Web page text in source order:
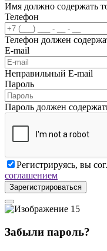
Имя должно содержать
Телефон
Телефон должен
E-mail
Неправильный E-mail
Пароль
Пароль должен
Регистрируясь, вы
соглашением
Зарегистрироваться
Забыли пароль?